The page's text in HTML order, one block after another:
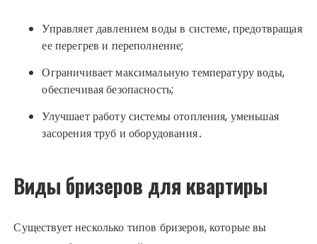
Управляет давлением воды в системе, предотвращая
ее перегрев и переполнение;
Ограничивает максимальную температуру воды,
обеспечивая безопасность;
Улучшает работу системы отопления, уменьшая
засорения труб и оборудования․
Виды бризеров для квартиры
Существует несколько типов бризеров, которые вы